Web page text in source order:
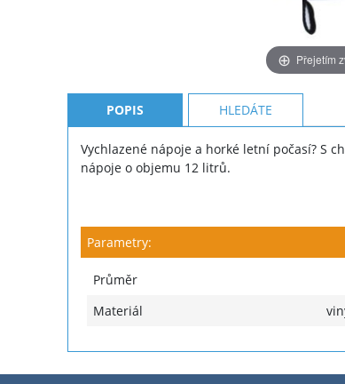
Přejetím
POPIS HLEDÁTE
Vychlazené nápoje a horké letní počasí? S
nápoje o objemu 12 litrů.
Parametry:
Průměr
Materiál